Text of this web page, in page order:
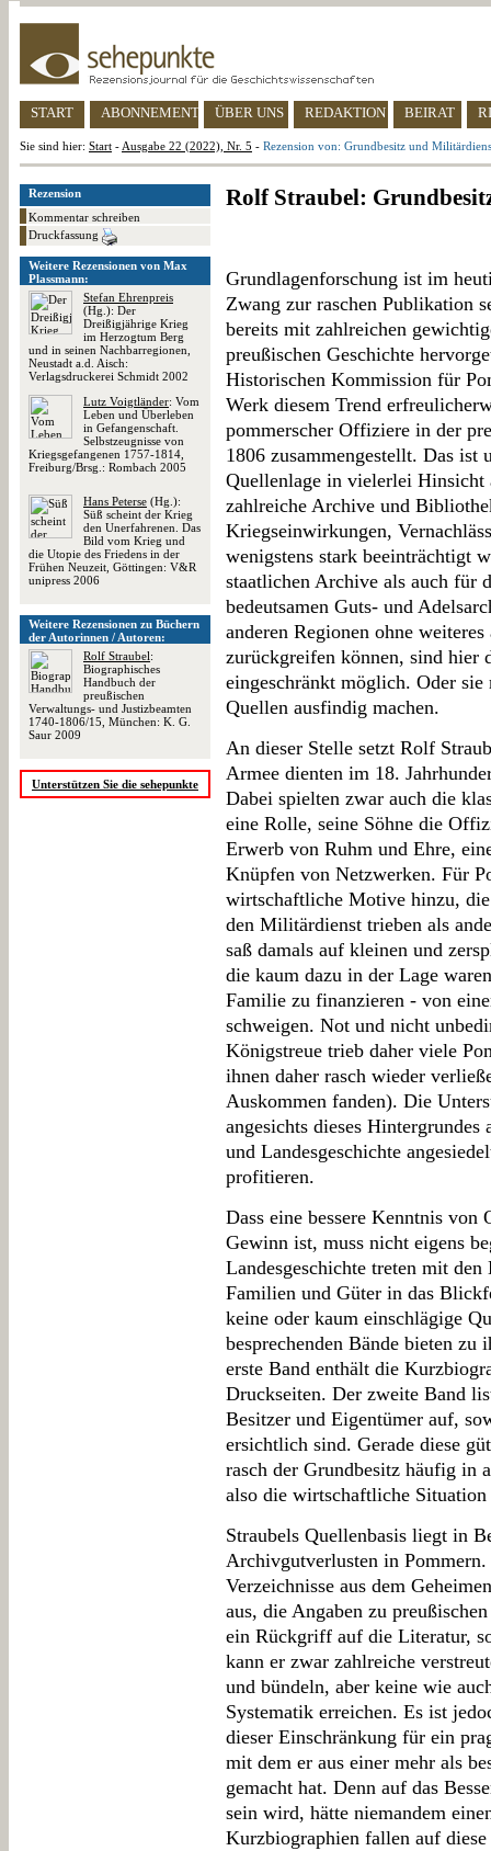
START ABONNEMENT ÜBER UNS REDAKTION BEIRAT
Sie sind hier: Start - Ausgabe 22 (2022), Nr. 5 - Rezension von: Grundbesitz und
Rezension
Kommentar schreiben
Druckfassung
Weitere Rezensionen von Max
Plassmann:
Stefan Ehrenpreis
(Hg.): Der
Dreißigjährige Krieg
im Herzogtum Berg
und in seinen Nachbarregionen,
Neustadt a.d. Aisch:
Verlagsdruckerei Schmidt 2002
Lutz Voigtländer: Vom
Leben und Überleben
in Gefangenschaft.
Selbstzeugnisse von
Kriegsgefangenen 1757-1814,
Freiburg/Brsg.: Rombach 2005
Hans Peterse (Hg.):
Süß scheint der Krieg
den Unerfahrenen. Das
Bild vom Krieg und
die Utopie des Friedens in der
Frühen Neuzeit, Göttingen: V&R
unipress 2006
Weitere Rezensionen zu Büchern
der Autorinnen / Autoren:
Rolf Straubel:
Biographisches
Handbuch der
preußischen
Verwaltungs- und Justizbeamten
1740-1806/15, München: K. G.
Saur 2009
Unterstützen Sie die sehepunkte
Rolf Straubel:
Grundlagenforschung ist im
Zwang zur raschen Publikation
bereits mit zahlreichen
preußischen Geschichte
Historischen Kommission für
Werk diesem Trend
pommerscher Offiziere in der
1806 zusammengestellt. Das ist
Quellenlage in vielerlei
zahlreiche Archive und
Kriegseinwirkungen,
wenigstens stark beeinträchtigt
staatlichen Archive als auch für
bedeutsamen Guts- und
anderen Regionen ohne
zurückgreifen können, sind hier
eingeschränkt möglich. Oder sie
Quellen ausfindig machen.
An dieser Stelle setzt Rolf
Armee dienten im 18.
Dabei spielten zwar auch die
eine Rolle, seine Söhne die
Erwerb von Ruhm und Ehre,
Knüpfen von Netzwerken. Für
wirtschaftliche Motive hinzu,
den Militärdienst trieben als
saß damals auf kleinen und
die kaum dazu in der Lage
Familie zu finanzieren - von
schweigen. Not und nicht
Königstreue trieb daher viele
ihnen daher rasch wieder
Auskommen fanden). Die
angesichts dieses
und Landesgeschichte
profitieren.
Dass eine bessere Kenntnis
Gewinn ist, muss nicht eigens
Landesgeschichte treten mit
Familien und Güter in das
keine oder kaum einschlägige
besprechenden Bände bieten zu
erste Band enthält die
Druckseiten. Der zweite Band
Besitzer und Eigentümer auf,
ersichtlich sind. Gerade diese
rasch der Grundbesitz häufig in
also die wirtschaftliche
Straubels Quellenbasis liegt in
Archivgutverlusten in
Verzeichnisse aus dem
aus, die Angaben zu
ein Rückgriff auf die Literatur,
kann er zwar zahlreiche
und bündeln, aber keine wie
Systematik erreichen. Es ist
dieser Einschränkung für ein
mit dem er aus einer mehr als
gemacht hat. Denn auf das
sein wird, hätte niemandem
Kurzbiographien fallen auf